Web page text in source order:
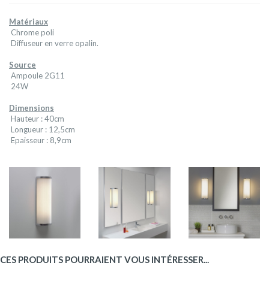
Matériaux
Chrome poli
Diffuseur en verre opalin.
Source
Ampoule 2G11
24W
Dimensions
Hauteur : 40cm
Longueur : 12,5cm
Epaisseur : 8,9cm
CES PRODUITS POURRAIENT VOUS INTÉRESSER...